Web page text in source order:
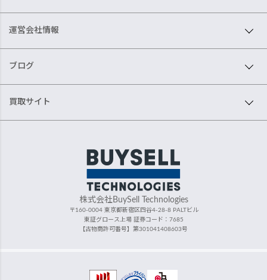
運営会社情報
ブログ
買取サイト
株式会社BuySell Technologies
〒160-0004 東京都新宿区四谷4-28-8 PALTビル
東証グロース上場 証券コード：7685
【古物商許可番号】第301041408603号